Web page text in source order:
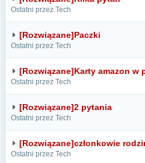
Ostatni przez Tech
[Rozwiązane]Paczki
Ostatni przez Tech
[Rozwiązane]Karty amazon w
Ostatni przez Tech
[Rozwiązane]2 pytania
Ostatni przez Tech
[Rozwiązane]członkowie
Ostatni przez Tech